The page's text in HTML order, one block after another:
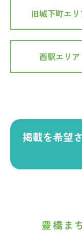
旧城下町エリ
西駅エリア
掲載を希望